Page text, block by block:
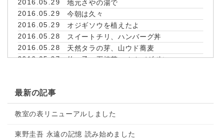
2016.05.29
地元さやの湯で
2016.05.29
今朝は久々
2016.05.29
オジギソウを植えたよ
2016.05.28
スイートチリ、ハンバーグ丼
2016.05.28
天然タラの芽、山ウド蕎麦
2016.05.27
竹の子、石楠花、オオバギボシ
タケノコ、時鮭
2016.05.26
なんとっ！世間は狭いのだっ♪
最新の記事
教室の表リニューアルしました
東野圭吾 永遠の記憶 読み始めました